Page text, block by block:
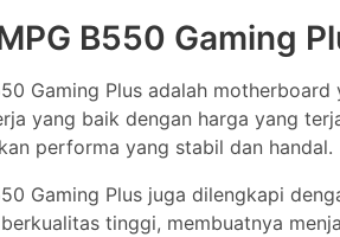
B550 Gaming
Gaming Plus adalah
yang baik dengan harga yang
performa yang stabil dan handal.
Gaming Plus juga dilengkapi
tinggi, membuatnya